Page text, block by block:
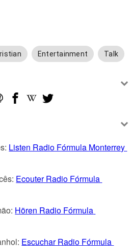
Entertainment Talk
Listen Radio Fórmula Monterrey
Ecouter Radio Fórmula
Hören Radio Fórmula
Escuchar Radio Fórmula